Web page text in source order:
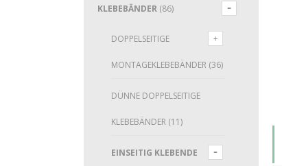
KLEBEBÄNDER (86)
DOPPELSEITIGE
MONTAGEKLEBEBÄNDER (36)
DÜNNE DOPPELSEITIGE
KLEBEBÄNDER (11)
EINSEITIG KLEBENDE